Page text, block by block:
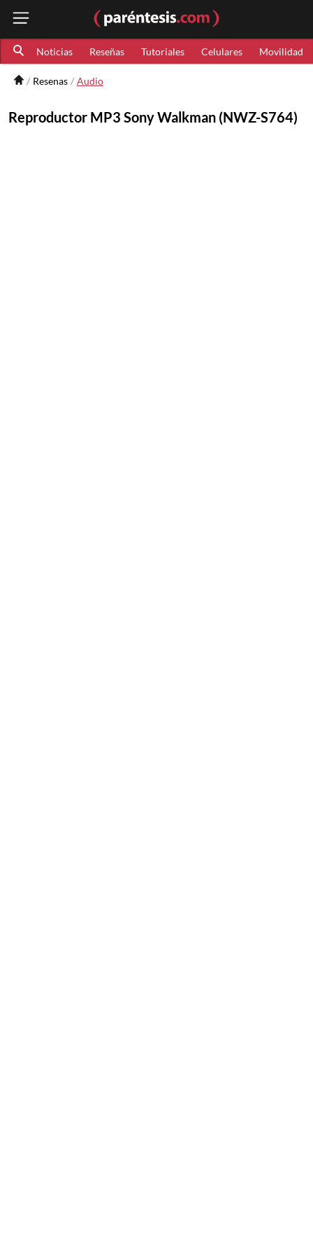
Noticias Reseñas Tutoriales Celulares Movilidad
Resenas Audio
Reproductor MP3 Sony Walkman (NWZ-S764)